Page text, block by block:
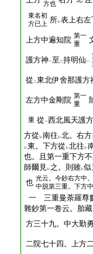
方也
東名初
方已上 所レ表上右
上方中遍知院 第一
重
護方神一至 二持明仙一
從 二東北伊舍那護方
左方中金剛院 第一
重
重 從一西北風天護
方從 レ南往 レ北。右
レ東。下方從 レ北往 レ
也。且第一重下方
師爾見レ之。則雖レ
也 光云。今鈔右方中
中脱第三重。下方
一 三重曼荼羅尊
雜鈔第一卷云。胎
方三十九。中大勤
二院七十四。上方